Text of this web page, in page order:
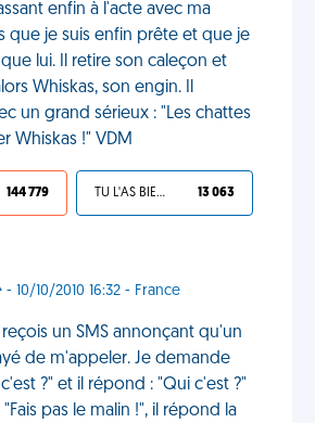
enfin à l'acte avec ma
que je suis enfin prête et que je
lui. Il retire son caleçon et
Whiskas, son engin. Il
un grand sérieux : "Les chattes
Whiskas !" VDM
144 779 TU L'AS BIEN MÉRITÉ 13 063
- 10/10/2010 16:32 - France
un SMS annonçant qu'un
de m'appeler. Je demande
?" et il répond : "Qui c'est ?"
pas le malin !", il répond la